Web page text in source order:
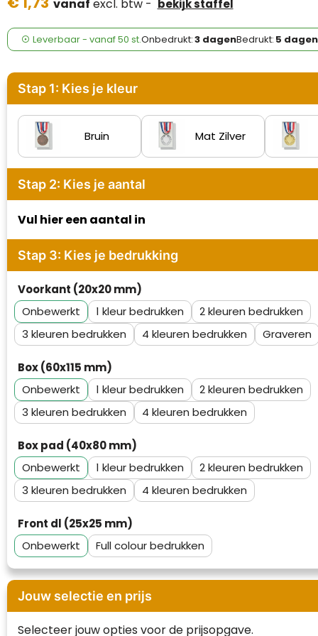
Fresh 'n Rebel
GolfOriginals
James Harvest
Kingcap
Mepal
Moleskine
Ocean Bottle
Parker
Waterman
vanaf excl. btw - bekijk staffel
Leverbaar- vanaf50 st.Onbedrukt:3 dagenBedrukt: 5 dagen
Stap 1: Kies je kleur
Bruin Mat Zilver
Stap 2: Kies je aantal
Vul hier een aantal in
Stap 3: Kies je bedrukking
Voorkant (20x20 mm)
Onbewerkt
1
2
3
4 Graveren
Box (60x115 mm)
Onbewerkt
1
2
3
4
Box pad (40x80 mm)
Onbewerkt
1
2
3
4
Front dl (25x25 mm)
Onbewerkt
Full colour
Jouw selectie en prijs
Selecteer jouw opties voor de prijsopgave.